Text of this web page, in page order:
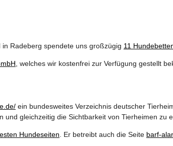
Radeberg spendete uns großzügig 11
, welches wir kostenfrei zur Verfügung gestellt
ein bundesweites Verzeichnis deutscher
gleichzeitig die Sichtbarkeit von Tierheimen zu
Hundeseiten . Er betreibt auch die Seite barf-